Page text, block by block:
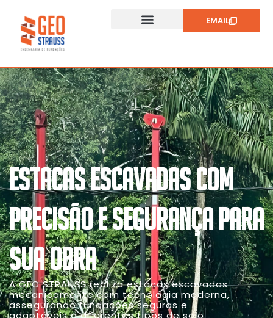
EMAIL
ESTACAS ESCAVADAS COM
PRECISÃO E SEGURANÇA PARA
SUA OBRA
A GEO STRAUSS realiza estacas escavadas
mecanicamente com tecnologia moderna,
assegurando fundações seguras e
adaptáveis a diferentes tipos de solo.